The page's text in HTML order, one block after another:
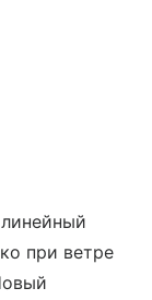
при ветре